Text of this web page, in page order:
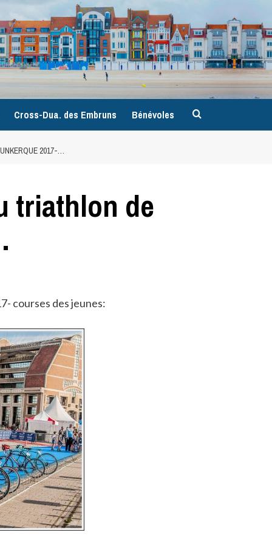
Cross-Dua. des Embruns Bénévoles
2017-…
triathlon de
courses des jeunes: